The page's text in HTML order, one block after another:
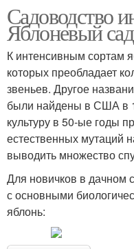
Садоводство
Яблоневый
К интенсивным сортам
которых преобладает
звеньев. Другое
были найдены в США в
культуру в 50-ые годы
естественных мутаций
выводить множество
Для новичков в дачном
с основными
яблонь: